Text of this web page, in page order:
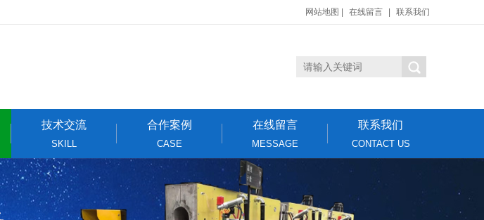
网站地图 在线留言 联系我们
技术交流
SKILL
合作案例
CASE
在线留言
MESSAGE
联系我们
CONTACT US